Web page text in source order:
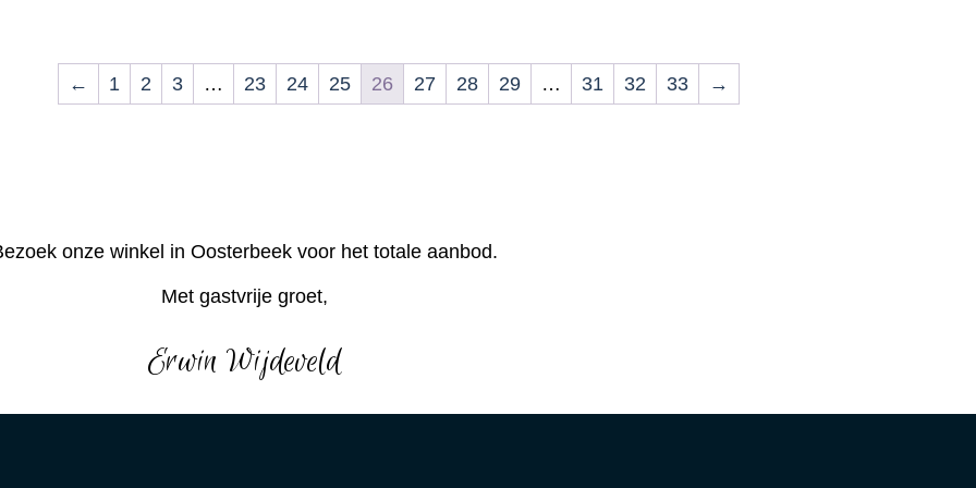
← 1 2 3 … 23 24 25 26 27 28 29 … 31 32 33 →
onze winkel in Oosterbeek voor het totale aanbod.
Met gastvrije groet,
Erwin Wijdeveld